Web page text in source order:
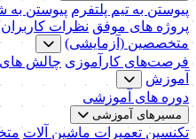
پیوستن به تیم پلتفرم پیوستن
پروژه های موفق نظرات کاربران
متخصصین (آزمایشی)
فرصت‌های کارآموزی چالش
آموزش
دوره های آموزشی
مسیرهای آموزشی
تکنسین تعمیرات ماشین آلات